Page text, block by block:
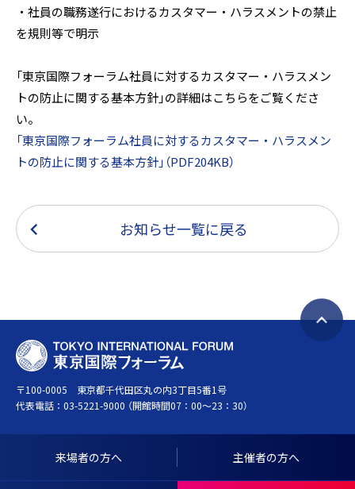
・社員の職務遂行におけるカスタマー・ハラスメントの禁止
を規則等で明示
「東京国際フォーラム社員に対するカスタマー・ハラスメン
トの防止に関する基本方針」の詳細はこちらをご覧くださ
い。
「東京国際フォーラム社員に対するカスタマー・ハラスメン
トの防止に関する基本方針」（PDF204KB）
お知らせ一覧に戻る
ペ
プ
戻
T
O
K
Y
O
N
〒100-0005 東京都千代田区丸の内3丁目5番1号
代表電話： 03-5221-9000 （開館時間07：00～23：30）
来場者の方へ 主催者の方へ